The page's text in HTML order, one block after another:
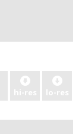
hi-res lo-res